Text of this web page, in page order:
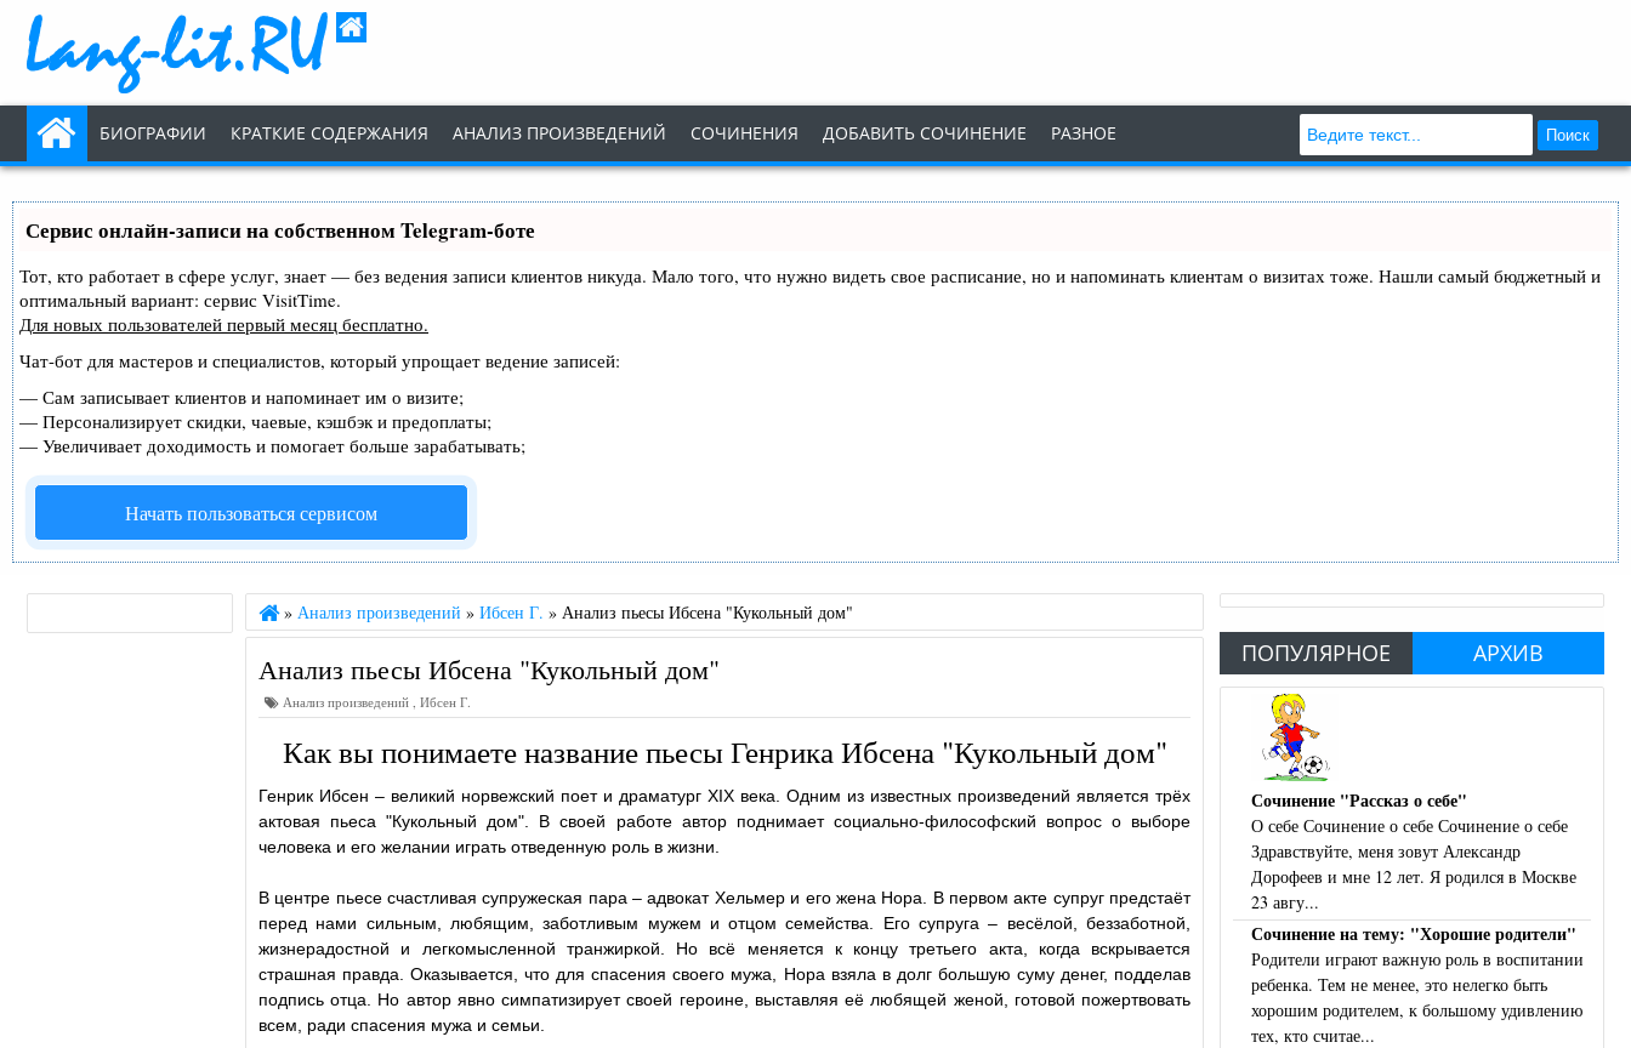
БИОГРАФИИ КРАТКИЕ СОДЕРЖАНИЯ АНАЛИЗ ПРОИЗВЕДЕНИЙ СОЧИНЕНИЯ ДОБАВИТЬ СОЧИНЕНИЕ РАЗНОЕ Поиск
Сервис онлайн-записи на собственном Telegram-боте
Тот, кто работает в сфере услуг, знает — без ведения записи клиентов никуда. Мало того, что нужно видеть свое расписание, но и напоминать клиентам о визитах тоже. Нашли самый бюджетный и
оптимальный вариант: сервис VisitTime.
Для новых пользователей первый месяц бесплатно.
Чат-бот для мастеров и специалистов, который упрощает ведение записей:
— Сам записывает клиентов и напоминает им о визите;
— Персонализирует скидки, чаевые, кэшбэк и предоплаты;
— Увеличивает доходимость и помогает больше зарабатывать;
Начать пользоваться сервисом
» Анализ произведений » Ибсен Г. » Анализ пьесы Ибсена "Кукольный дом"
Анализ пьесы Ибсена "Кукольный дом"
Анализ произведений , Ибсен Г.
Как вы понимаете название пьесы Генрика Ибсена "Кукольный дом"
Генрик Ибсен – великий норвежский поет и драматург XIX века. Одним из известных произведений является трёх
актовая пьеса"Кукольный дом" . В своей работе автор поднимает социально-философский вопрос о выборе
человека и его желании играть отведенную роль в жизни.
В центре пьесе счастливая супружеская пара – адвокат Хельмер и его жена Нора. В первом акте супруг предстаёт
перед нами сильным, любящим, заботливым мужем и отцом семейства. Его супруга – весёлой, беззаботной,
жизнерадостной и легкомысленной транжиркой. Но всё меняется к концу третьего акта, когда вскрывается
страшная правда. Оказывается, что для спасения своего мужа, Нора взяла в долг большую суму денег, подделав
подпись отца. Но автор явно симпатизирует своей героине, выставляя её любящей женой, готовой пожертвовать
всем, ради спасения мужа и семьи.
ПОПУЛЯРНОЕ АРХИВ
Сочинение "Рассказ о себе"
О себе Сочинение о себе Сочинение о себе
Здравствуйте, меня зовут Александр
Дорофеев и мне 12 лет. Я родился в Москве
23 авгу...
Сочинение на тему: "Хорошие родители"
Родители играют важную роль в воспитании
ребенка. Тем не менее, это нелегко быть
хорошим родителем, к большому удивлению
тех, кто считае...